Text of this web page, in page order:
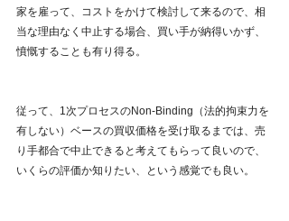
家を雇って、コストをかけて検討して来るので、相
当な理由なく中止する場合、買い手が納得いかず、
憤慨することも有り得る。
従って、1次プロセスのNon-Binding（法的拘束力を
有しない）ベースの買収価格を受け取るまでは、売
り手都合で中止できると考えてもらって良いので、
いくらの評価か知りたい、という感覚でも良い。